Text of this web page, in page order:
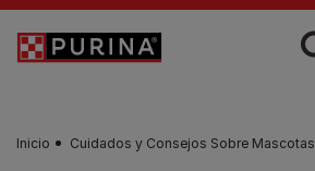
Skip to main content
Inicio Cuidados y Consejos Sobre Mascotas